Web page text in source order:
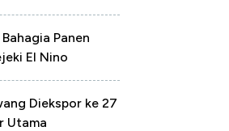
Panen
El Nino
Diekspor ke 27
Utama